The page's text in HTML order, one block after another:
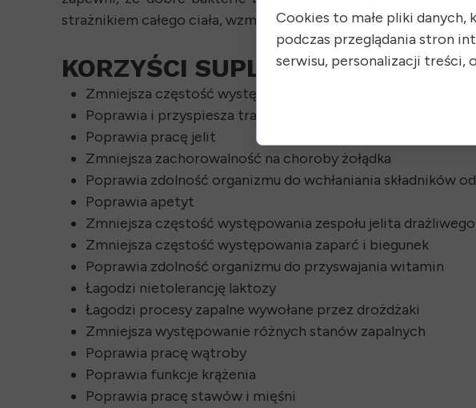
strażnikiem całego ciała, wzmacniając odporność i
KORZYŚCI SUPLEMENTACJI
Zmniejsza częstość występowania niestrawności
Poprawia i przyspiesza trawienie
Poprawia pracę jelit
Zmniejsza zachorowalność na choroby żołądka
Poprawia zdolność organizmu do wchłaniania składników
Poprawia apetyt
Zmniejsza częstość występowania zespołu jelita
Zmniejsza częstość występowania zaparć i biegunek
Poprawia zdolność organizmu do przyswajania witamin
Łagodzi nietolerancję laktozy
Łagodzi procesy zapalne wywołane przez drożdżaki
Zmniejsza występowanie różnych stanów zapalnych
Poprawia pracę wątroby
Poprawia funkcje krążenia
Poprawia pracę stawów i mięśni
Cookies to małe pliki danych,
podczas przeglądania stron
serwisu, personalizacji treści,